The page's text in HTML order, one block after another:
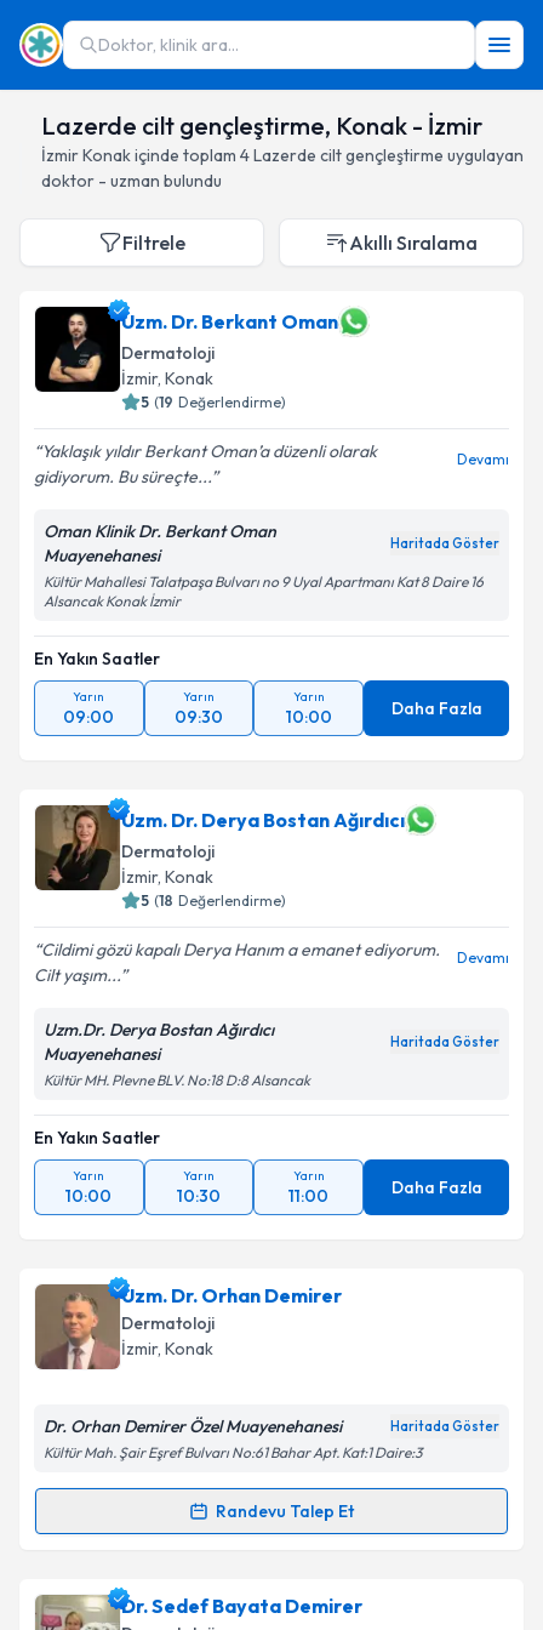
Doktor, klinik ara...
Lazerde cilt gençleştirme, Konak - İzmir
İzmirKonakiçinde toplam 4Lazerde cilt gençleştirme uygulayan
doktor - uzman bulundu
Filtrele Akıllı Sıralama
Uzm. Dr. Berkant Oman
Dermatoloji
İzmir, Konak
5 (19 Değerlendirme)
Yaklaşık yıldır Berkant Oman’a düzenli olarak
gidiyorum. Bu süreçte...
Devamı
Oman Klinik Dr. Berkant Oman
Muayenehanesi
Haritada Göster
Kültür Mahallesi Talatpaşa Bulvarı no 9 Uyal Apartmanı Kat 8 Daire 16
Alsancak Konak İzmir
En Yakın Saatler
Yarın
09:00
Yarın
09:30
Yarın
10:00 Daha Fazla
Uzm. Dr. Derya Bostan Ağırdıcı
Dermatoloji
İzmir, Konak
5 (18 Değerlendirme)
Cildimi gözü kapalı Derya Hanım a emanet ediyorum.
Cilt yaşım...
Devamı
Uzm.Dr. Derya Bostan Ağırdıcı
Muayenehanesi
Haritada Göster
Kültür MH. Plevne BLV. No:18 D:8 Alsancak
En Yakın Saatler
Yarın
10:00
Yarın
10:30
Yarın
11:00 Daha Fazla
Uzm. Dr. Orhan Demirer
Dermatoloji
İzmir, Konak
Dr. Orhan Demirer Özel Muayenehanesi Haritada Göster
Kültür Mah. Şair Eşref Bulvarı No:61 Bahar Apt. Kat:1 Daire:3
Randevu Talep Et
Randevu Takvimi Talebi
Uzm. Dr. Orhan Demireriçin randevu takvimi talebi
Dr. Sedef Bayata Demirer